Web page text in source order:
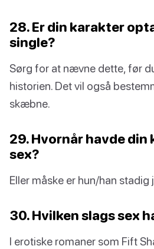
28. Er din karakter
single?
Sørg for at nævne dette, før
historien. Det vil også
skæbne.
29. Hvornår havde
sex?
Eller måske er hun/han stadig
30. Hvilken slags sex
I erotiske romaner som Fift